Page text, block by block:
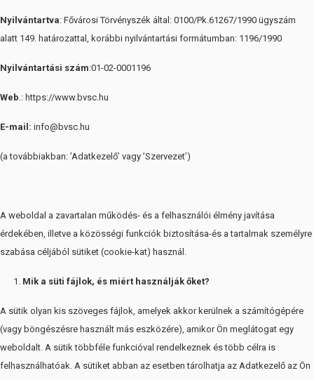
Nyilvántartva: Fővárosi Törvényszék által: 0100/Pk.61267/1990 ügyszám
alatt 149. határozattal, korábbi nyilvántartási formátumban: 1196/1990
Nyilvántartási szám:01-02-0001196
Web.: https://www.bvsc.hu
E-mail: info@bvsc.hu
(a továbbiakban: ’Adatkezelő’ vagy ’Szervezet’)
A weboldal a zavartalan működés- és a felhasználói élmény javítása
érdekében, illetve a közösségi funkciók biztosítása-és a tartalmak személyre
szabása céljából sütiket (cookie-kat) használ.
Mik a süti fájlok, és miért használják őket?
A sütik olyan kis szöveges fájlok, amelyek akkor kerülnek a számítógépére
(vagy böngészésre használt más eszközére), amikor Ön meglátogat egy
weboldalt. A sütik többféle funkcióval rendelkeznek és több célra is
felhasználhatóak. A sütiket abban az esetben tárolhatja az Adatkezelő az Ön